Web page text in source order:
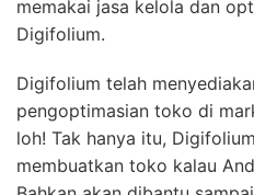
memakai jasa kelola dan
Digifolium.
Digifolium telah
pengoptimasian toko di
loh! Tak hanya itu,
membuatkan toko kalau